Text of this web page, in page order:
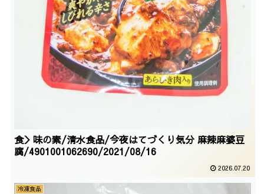
食＞味の素/清水食品/今夜はてづくり気分 麻辣麻婆豆
腐/4901001062690/2021/08/16
2026.07.20
冷凍食品